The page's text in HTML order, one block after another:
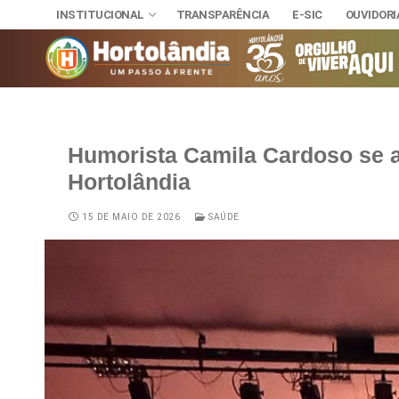
INSTITUCIONAL TRANSPARÊNCIA E-SIC
INSTITUCIONAL
Esporte e
Downloads
Telefones
Notícias
DIÁRIO OFICIAL
Humorista Camila Cardoso se
Hortolândia
15 DE MAIO DE 2026 SAÚDE